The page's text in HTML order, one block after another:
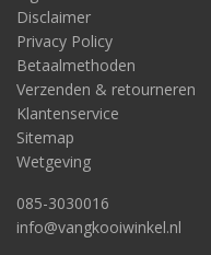
Disclaimer
Privacy Policy
Betaalmethoden
Verzenden & retourneren
Klantenservice
Sitemap
Wetgeving
085-3030016
info@vangkooiwinkel.nl